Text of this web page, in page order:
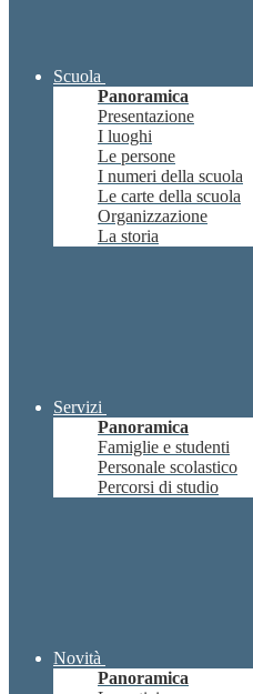
Scuola
Panoramica
Presentazione
I luoghi
Le persone
I numeri della scuola
Le carte della scuola
Organizzazione
La storia
Servizi
Panoramica
Famiglie e studenti
Personale scolastico
Percorsi di studio
Novità
Panoramica